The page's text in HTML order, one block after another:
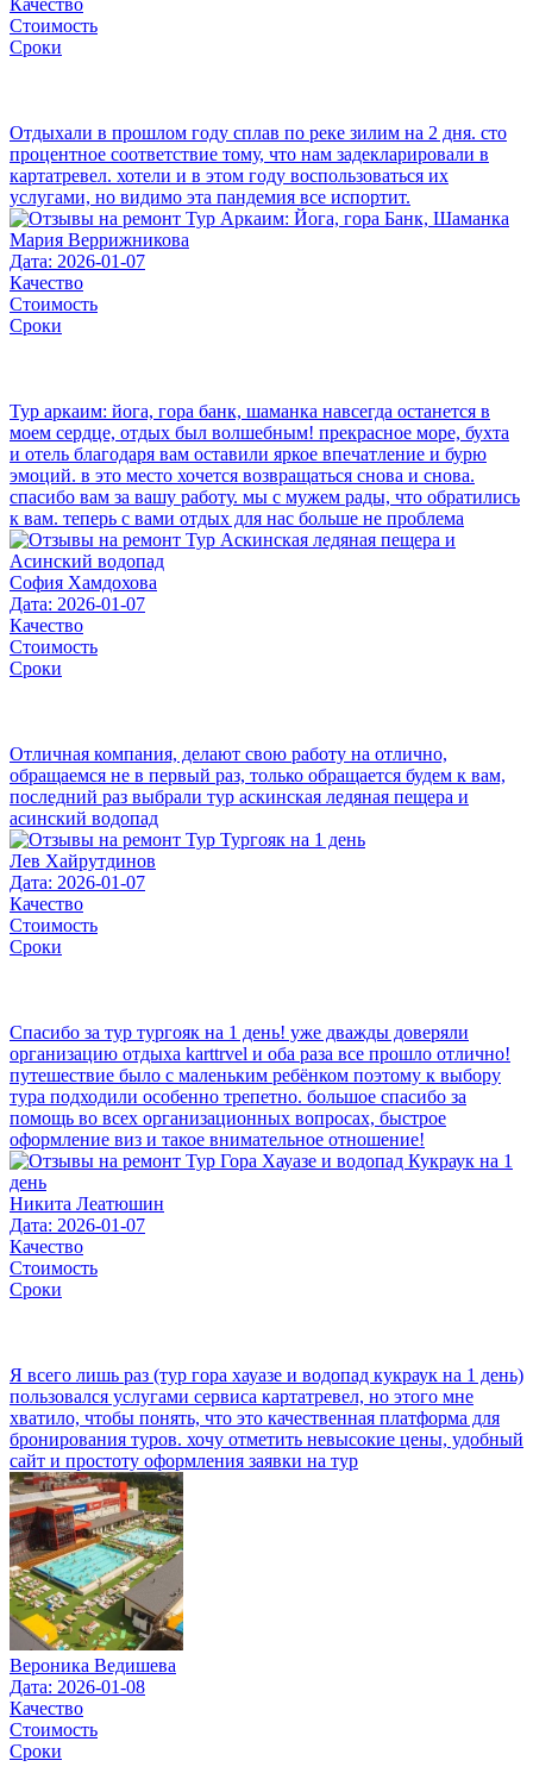
Качество
Стоимость
Сроки
Отдыхали в прошлом году сплав по реке зилим на 2 дня. сто
процентное соответствие тому, что нам задекларировали в
картатревел. хотели и в этом году воспользоваться их
услугами, но видимо эта пандемия все испортит.
Мария Веррижникова
Дата: 2026-01-07
Качество
Стоимость
Сроки
Тур аркаим: йога, гора банк, шаманка навсегда останется в
моем сердце, отдых был волшебным! прекрасное море, бухта
и отель благодаря вам оставили яркое впечатление и бурю
эмоций. в это место хочется возвращаться снова и снова.
спасибо вам за вашу работу. мы с мужем рады, что обратились
к вам. теперь с вами отдых для нас больше не проблема
София Хамдохова
Дата: 2026-01-07
Качество
Стоимость
Сроки
Отличная компания, делают свою работу на отлично,
обращаемся не в первый раз, только обращается будем к вам,
последний раз выбрали тур аскинская ледяная пещера и
асинский водопад
Лев Хайрутдинов
Дата: 2026-01-07
Качество
Стоимость
Сроки
Спасибо за тур тургояк на 1 день! уже дважды доверяли
организацию отдыха karttrvel и оба раза все прошло отлично!
путешествие было с маленьким ребёнком поэтому к выбору
тура подходили особенно трепетно. большое спасибо за
помощь во всех организационных вопросах, быстрое
оформление виз и такое внимательное отношение!
Никита Леатюшин
Дата: 2026-01-07
Качество
Стоимость
Сроки
Я всего лишь раз (тур гора хауазе и водопад кукраук на 1 день)
пользовался услугами сервиса картатревел, но этого мне
хватило, чтобы понять, что это качественная платформа для
бронирования туров. хочу отметить невысокие цены, удобный
сайт и простоту оформления заявки на тур
Вероника Ведишева
Дата: 2026-01-08
Качество
Стоимость
Сроки